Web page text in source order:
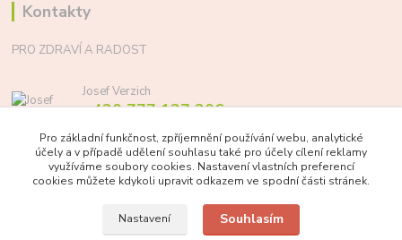
Kontakty
PRO ZDRAVÍ A RADOST
Josef Verzich
+420 777 137 206
info@prozdraviaradost.cz
Pro základní funkčnost, zpříjemnění používání webu, analytické
účely a v případě udělení souhlasu také pro účely cílení reklamy
využíváme soubory cookies. Nastavení vlastních preferencí
cookies můžete kdykoli upravit odkazem ve spodní části stránek.
Nastavení Souhlasím